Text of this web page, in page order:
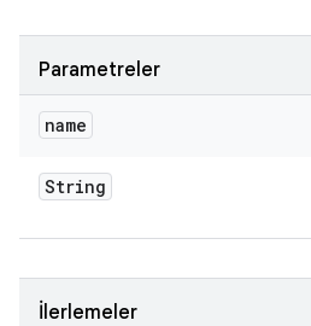
Parametreler
name
String
İlerlemeler